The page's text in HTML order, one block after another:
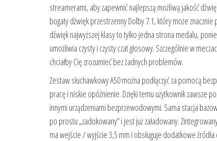
streamerami, aby zapewnić najlepszą możliwą jakość
bogaty dźwięk przestrzenny Dolby 7.1, który może
dźwięk najwyższej klasy to tylko jedna strona medalu,
umożliwia czysty i czysty czat głosowy. Szczególnie w
chciałby Cię zrozumieć bez żadnych problemów.
Zestaw słuchawkowy A50 można podłączyć za pomocą
pracę i niskie opóźnienie. Dzięki temu użytkownik zawsze
innymi urządzeniami bezprzewodowymi. Sama stacja
po prostu „zadokowany” i jest już załadowany.
ma wejście / wyjście 3,5 mm i obsługuje dodatkowe